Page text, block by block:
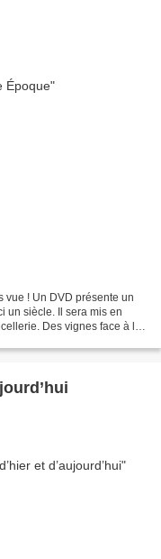
vue ! Un DVD présente un
un siècle. Il sera mis en
Des vignes face à la